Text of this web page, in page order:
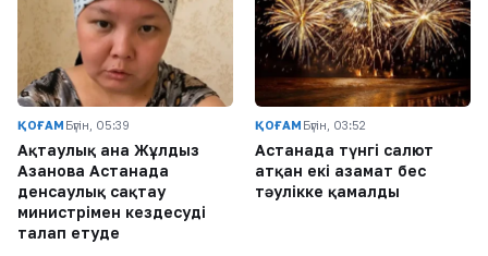
ҚОҒАМ Бүгін, 05:39
Ақтаулық ана Жұлдыз
Азанова Астанада
денсаулық сақтау
министрімен кездесуді
талап етуде
ҚОҒАМ Бүгін, 03:52
Астанада түнгі салют
атқан екі азамат бес
тәулікке қамалды